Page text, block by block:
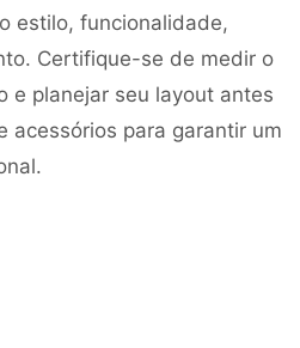
estilo, funcionalidade,
Certifique-se de medir o
e planejar seu layout antes
acessórios para garantir um